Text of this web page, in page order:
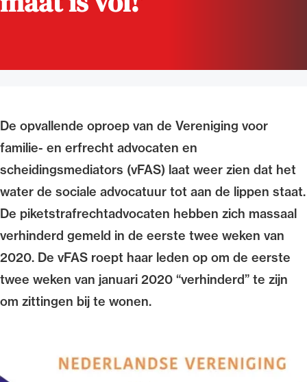
De opvallende oproep van de Vereniging voor
familie- en erfrecht advocaten en
scheidingsmediators (vFAS) laat weer zien dat het
water de sociale advocatuur tot aan de lippen staat.
De piketstrafrechtadvocaten hebben zich massaal
verhinderd gemeld in de eerste twee weken van
2020. De vFAS roept haar leden op om de eerste
twee weken van januari 2020 “verhinderd” te zijn
om zittingen bij te wonen.
Alle wet- en regelgeving voor de advocatuur.
Van de Advocatenwet tot de Verordening op
de advocatuur (Voda) en de Regeling op de
advocatuur (Roda).